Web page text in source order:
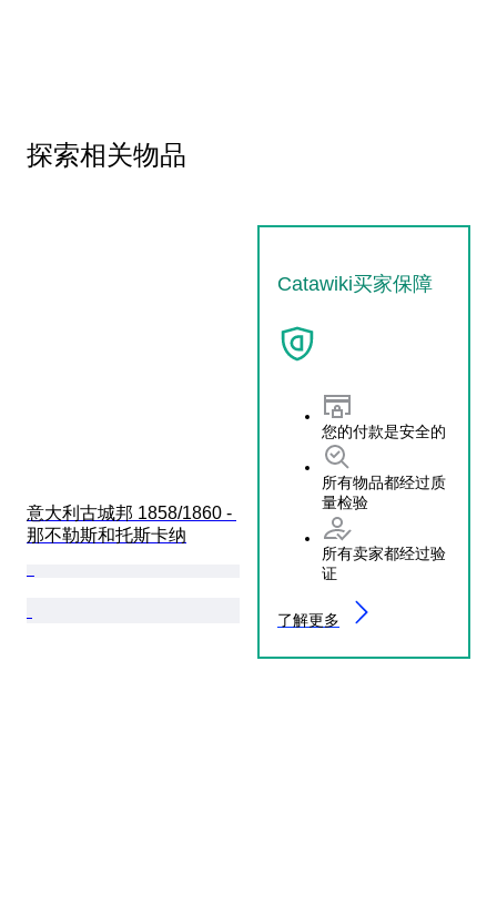
探索相关物品
Catawiki买家保障
您的付款是安全的
所有物品都经过质
量检验
所有卖家都经过验
证
了解更多
意大利古城邦 1858/1860 -
那不勒斯和托斯卡纳